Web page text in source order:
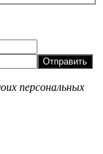
Отправить
персональных